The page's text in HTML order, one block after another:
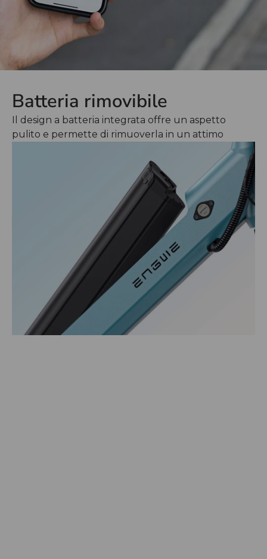
Batteria rimovibile
Il design a batteria integrata offre un aspetto
pulito e permette di rimuoverla in un attimo